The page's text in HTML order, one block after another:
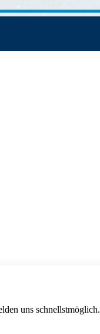
uns schnellstmöglich.